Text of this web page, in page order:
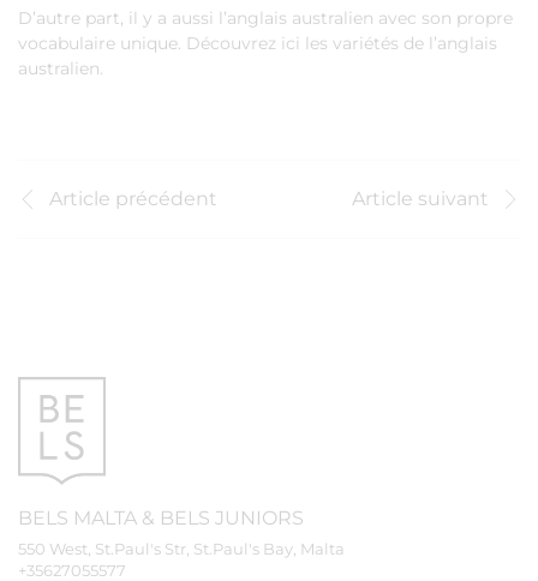
D’autre part, il y a aussi l’anglais australien avec son propre
vocabulaire unique. Découvrez ici les variétés de l’anglais
australien.
Article précédent Article suivant
BELS MALTA & BELS JUNIORS
550 West, St.Paul's Str, St.Paul's Bay, Malta
+35627055577